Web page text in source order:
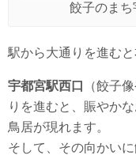
餃子のまち
駅から大通りを進む
宇都宮駅西口
（餃子
りを進むと、賑やか
鳥居が現れます。
そして、その向かい